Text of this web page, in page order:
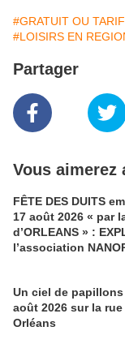
#GRATUIT OU
#LOISIRS EN
Partager
Vous aimerez
FÊTE DES DUITS
17 août 2026 « par
d’ORLEANS » : EXPLICATIONS de
l’association
Un ciel de
août 2026 sur la
Orléans